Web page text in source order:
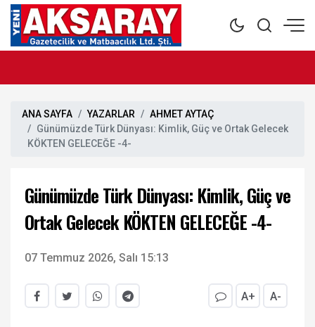
ANA SAYFA YAZARLAR
AHMET AYTAÇ
Günümüzde Türk Dünyası: Kimlik, Güç ve Ortak Gelecek
KÖKTEN GELECEĞE -4-
Günümüzde Türk Dünyası: Kimlik, Güç ve
Ortak Gelecek KÖKTEN GELECEĞE -4-
07 Temmuz 2026, Salı 15:13
A+ A-